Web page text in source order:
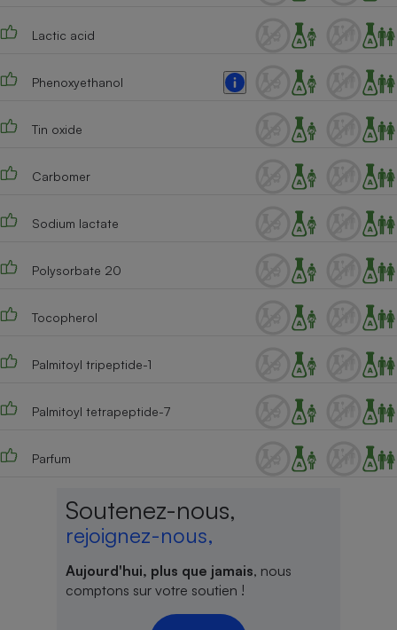
Lactic acid
Phenoxyethanol
Tin oxide
Carbomer
Sodium lactate
Polysorbate 20
Tocopherol
Palmitoyl tripeptide-1
Palmitoyl tetrapeptide-7
Parfum
Soutenez-nous,
rejoignez-nous,
Aujourd'hui, plus que jamais, nous
comptons sur votre soutien !